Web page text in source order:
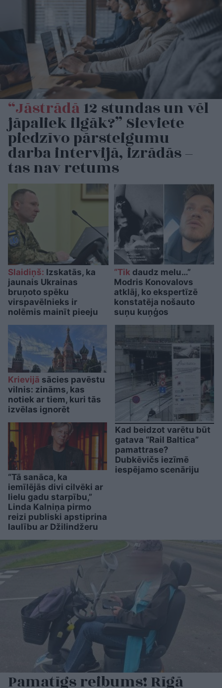
“Jāstrādā12 stundas un vēl
jāpaliek ilgāk?” Sieviete
piedzīvo pārsteigumu
darba intervijā, izrādās –
tas nav retums
Slaidiņš: Izskatās, ka
jaunais Ukrainas
bruņoto spēku
virspavēlnieks ir
nolēmis mainīt pieeju
“Tikdaudz melu…”
Modris Konovalovs
atklāj, ko ekspertīzē
konstatēja nošauto
suņu kuņģos
Krievijā sācies pavēstu
vilnis: zināms, kas
notiek ar tiem, kuri tās
izvēlas ignorēt
“Tā sanāca, ka
iemīlējās divi cilvēki ar
lielu gadu starpību,”
Linda Kalniņa pirmo
reizi publiski apstiprina
laulību ar Džilindžeru
Kad beidzot varētu būt
gatava “Rail Baltica”
pamattrase?
Dubkēvičs iezīmē
iespējamo scenāriju
Pamatīgs reibums! Rīgā